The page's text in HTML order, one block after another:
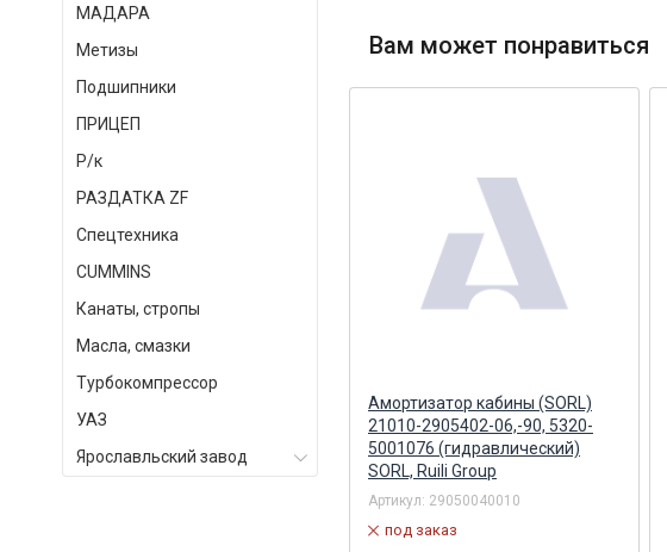
МАДАРА
Метизы
Подшипники
ПРИЦЕП
Р/к
РАЗДАТКА ZF
Спецтехника
СUMMINS
Канаты, стропы
Масла, смазки
Турбокомпрессор
УАЗ
Ярославльский завод
Вам может понравиться
21010-2905402-06,-90
(гидравлический) СААЗ
Амортизатор кабины (SORL)
21010-2905402-06,-90, 5320-
5001076 (гидравлический)
SORL, Ruili Group
Артикул: 29050040010
под заказ